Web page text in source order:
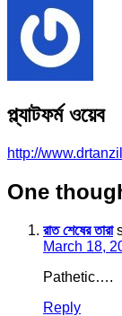
প্ল্যাটফর্ম ওয়েব
http://
One
রাত শেষের তারা
March 18,
Pathetic….
Reply